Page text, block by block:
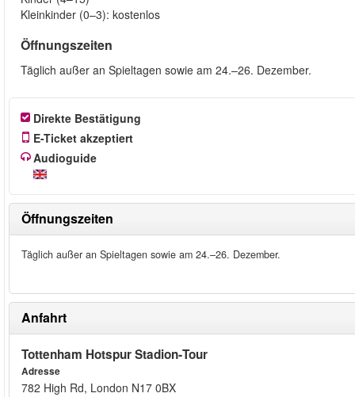
Kleinkinder (0–3): kostenlos
Öffnungszeiten
Täglich außer an Spieltagen sowie am 24.–26. Dezember.
Direkte Bestätigung
E-Ticket akzeptiert
Audioguide
Öffnungszeiten
Täglich außer an Spieltagen sowie am 24.–26. Dezember.
Anfahrt
Tottenham Hotspur Stadion‑Tour
Adresse
782 High Rd, London N17 0BX